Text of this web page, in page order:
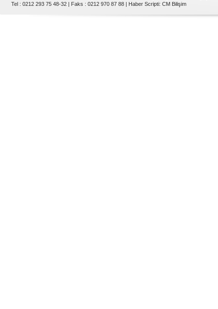
Tel : 0212 293 75 48-32 | Faks : 0212 970 87 88 | Haber Scripti: CM Bilişim